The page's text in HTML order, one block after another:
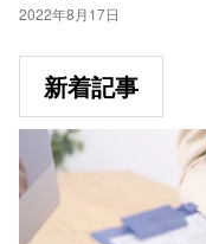
2022年8月17日
新着記事